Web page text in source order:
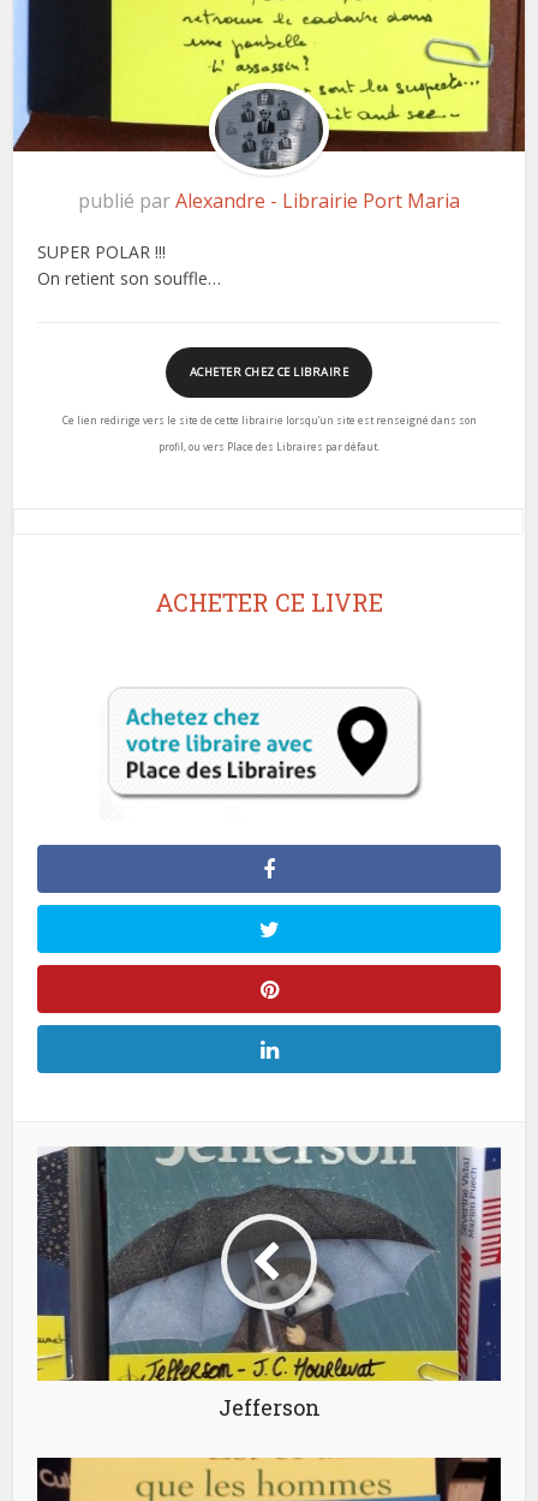
publié parAlexandre - Librairie Port Maria
SUPER POLAR !!!
On retient son souffle…
ACHETER CHEZ CE LIBRAIRE
Ce lien redirige vers le site de cette librairie lorsqu’un site est renseigné dans son
profil, ou vers Place des Libraires par défaut.
ACHETER CE LIVRE
Jefferson